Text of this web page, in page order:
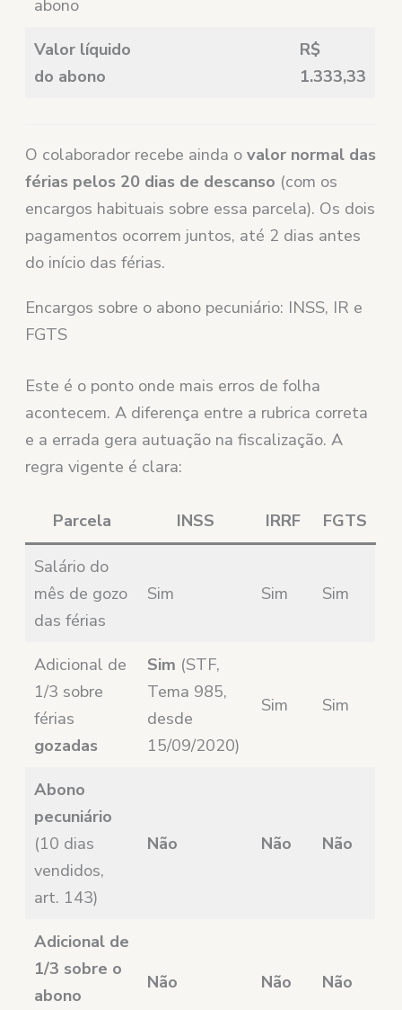
abono
Valor líquido
do abono
R$
1.333,33
O colaborador recebe ainda ovalor normal das
férias pelos 20 dias de descanso (com os
encargos habituais sobre essa parcela). Os dois
pagamentos ocorrem juntos, até 2 dias antes
do início das férias.
Encargos sobre o abono pecuniário: INSS, IR e
FGTS
Este é o ponto onde mais erros de folha
acontecem. A diferença entre a rubrica correta
e a errada gera autuação na fiscalização. A
regra vigente é clara:
Parcela INSS IRRF FGTS
Salário do
mês de gozo
das férias
Sim Sim Sim
Adicional de
1/3 sobre
férias
gozadas
Sim (STF,
Tema 985,
desde
15/09/2020)
Sim Sim
Abono
pecuniário
(10 dias
vendidos,
art. 143)
Não Não Não
Adicional de
1/3 sobre o
abono
Não Não Não